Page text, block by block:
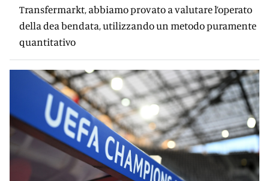
Transfermarkt, abbiamo provato a valutare l’operato
della dea bendata, utilizzando un metodo puramente
quantitativo